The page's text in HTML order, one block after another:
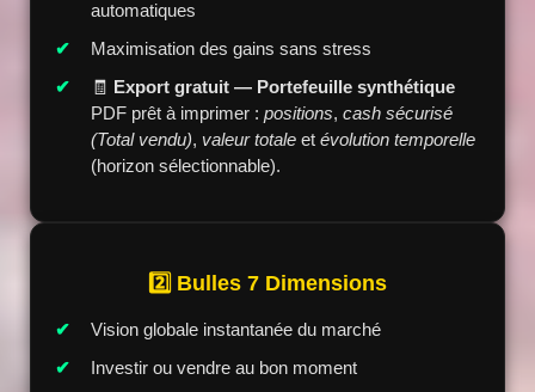
automatiques
Maximisation des gains sans stress
🧾 Export gratuit — Portefeuille synthétique
PDF prêt à imprimer : positions, cash sécurisé
(Total vendu), valeur totale et évolution temporelle
(horizon sélectionnable).
2️⃣ Bulles 7 Dimensions
Vision globale instantanée du marché
Investir ou vendre au bon moment